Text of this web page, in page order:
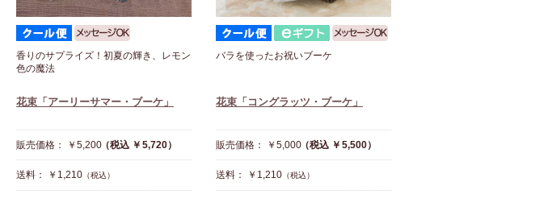
香りのサプライズ！初夏の輝き、レモン
色の魔法
花束「アーリーサマー・ブーケ」
販売価格： ￥5,200（税込 ￥5,720）
送料： ￥1,210 （税込）
バラを使ったお祝いブーケ
花束「コングラッツ・ブーケ」
販売価格： ￥5,000（税込 ￥5,500）
送料： ￥1,210 （税込）